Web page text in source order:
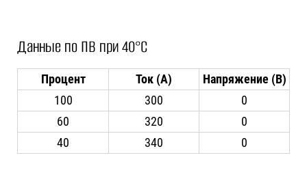
Данные по ПВ при 40°C
Процент Ток (А)
Напряжение (В)
100
300
0
60
320
0
40
340 0